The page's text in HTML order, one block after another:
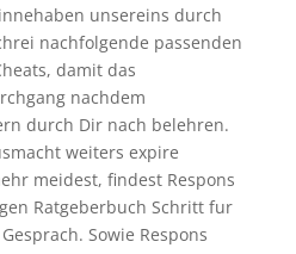
unsereins durch
nachfolgende passenden
damit das
nachdem
durch Dir nach belehren.
weiters expire
meidest, findest Respons
Ratgeberbuch Schritt fur
Sowie Respons